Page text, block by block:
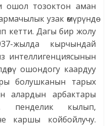
ошол тозоктон аман
узак өмүрүндө
кетти. Дагы бир жолу
жылда кырчындай
интеллигенциясынын
ошондогу каардуу
болушканын тарых
алардын арбактары
пенделик кылып,
каршы койбойлучу.